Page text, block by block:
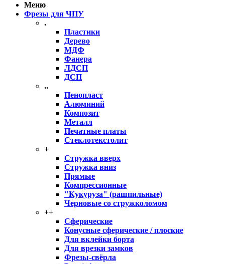
Меню
Фрезы для ЧПУ
.
Пластики
Дерево
МДФ
Фанера
ЛДСП
ДСП
..
Пенопласт
Алюминий
Композит
Металл
Печатные платы
Стеклотекстолит
+
Стружка вверх
Стружка вниз
Прямые
Компрессионные
"Кукуруза" (рашпильные)
Черновые со стружколомом
++
Сферические
Конусные сферические / плоские
Для вклейки борта
Для врезки замков
Фрезы-свёрла